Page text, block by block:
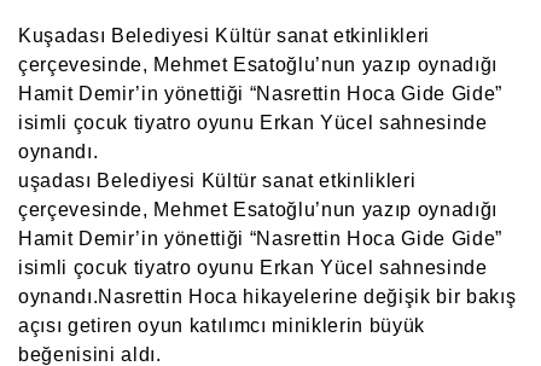
Kuşadası Belediyesi Kültür sanat etkinlikleri
çerçevesinde, Mehmet Esatoğlu’nun yazıp oynadığı
Hamit Demir’in yönettiği “Nasrettin Hoca Gide Gide”
isimli çocuk tiyatro oyunu Erkan Yücel sahnesinde
oynandı.
uşadası Belediyesi Kültür sanat etkinlikleri
çerçevesinde, Mehmet Esatoğlu’nun yazıp oynadığı
Hamit Demir’in yönettiği “Nasrettin Hoca Gide Gide”
isimli çocuk tiyatro oyunu Erkan Yücel sahnesinde
oynandı.Nasrettin Hoca hikayelerine değişik bir bakış
açısı getiren oyun katılımcı miniklerin büyük
beğenisini aldı.